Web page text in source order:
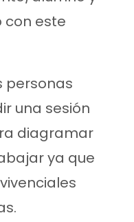
con este
personas
una sesión
diagramar
ya que